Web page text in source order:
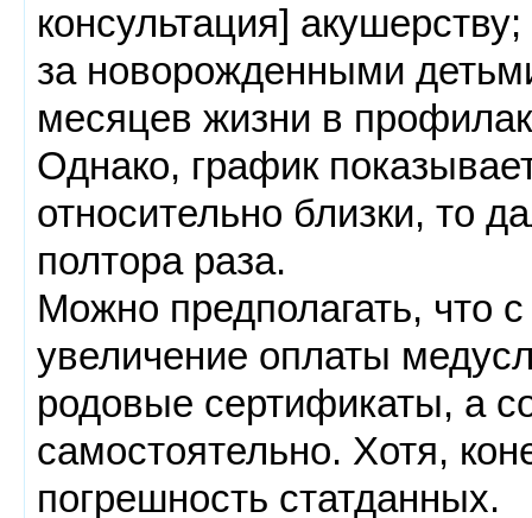
консультация]
за новорожденными
месяцев жизни в
Однако, график
относительно близки, то
полтора раза.
Можно предполагать, что
увеличение оплаты
родовые сертификаты, а
самостоятельно. Хотя,
погрешность статданных.